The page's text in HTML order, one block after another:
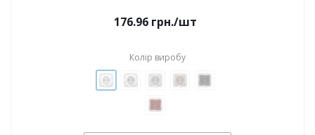
176.96грн./шт
Колір виробу